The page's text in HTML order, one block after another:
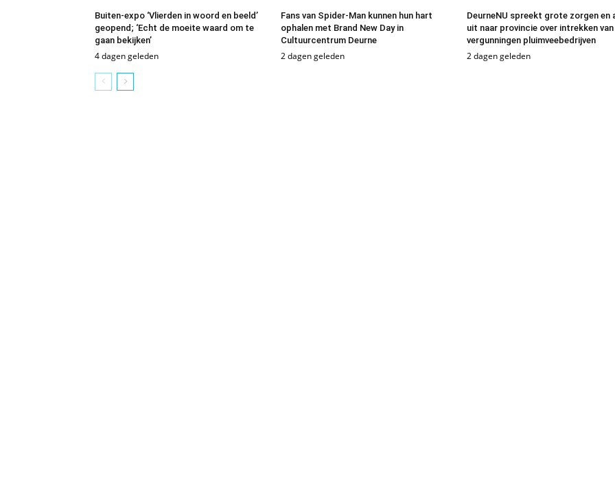
Buiten-expo ‘Vlierden in woord en beeld’
geopend; ‘Echt de moeite waard om te
gaan bekijken’
4 dagen geleden
Fans van Spider-Man kunnen hun hart
ophalen met Brand New Day in
Cultuurcentrum Deurne
2 dagen geleden
DeurneNU spreekt grote zorgen en
uit naar provincie over intrekken van
vergunningen pluimveebedrijven
2 dagen geleden